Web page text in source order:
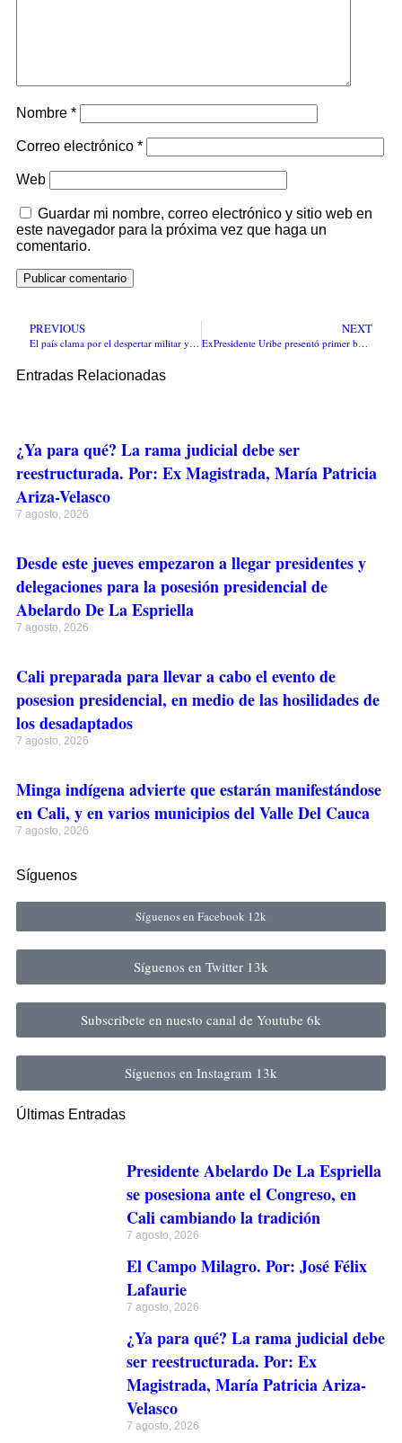
Nombre *
Correo electrónico *
Web
Guardar mi nombre, correo electrónico y sitio web en
este navegador para la próxima vez que haga un
comentario.
PREVIOUS
El país clama por el despertar militar y policial de Colombia. Por: Senén González Vélez
NEXT
ExPresidente Uribe presentó primer borrador, ajustes sin desbarajuste, al proyecto de reforma al Sistema de Salud
Entradas Relacionadas
¿Ya para qué? La rama judicial debe ser
reestructurada. Por: Ex Magistrada, María Patricia
Ariza-Velasco
7 agosto, 2026
Desde este jueves empezaron a llegar presidentes y
delegaciones para la posesión presidencial de
Abelardo De La Espriella
7 agosto, 2026
Cali preparada para llevar a cabo el evento de
posesion presidencial, en medio de las hosilidades de
los desadaptados
7 agosto, 2026
Minga indígena advierte que estarán manifestándose
en Cali, y en varios municipios del Valle Del Cauca
7 agosto, 2026
Síguenos
Síguenos en Facebook 12k
Síguenos en Twitter 13k
Subscribete en nuesto canal de Youtube 6k
Síguenos en Instagram 13k
Últimas Entradas
Presidente Abelardo De La Espriella
se posesiona ante el Congreso, en
Cali cambiando la tradición
7 agosto, 2026
El Campo Milagro. Por: José Félix
Lafaurie
7 agosto, 2026
¿Ya para qué? La rama judicial debe
ser reestructurada. Por: Ex
Magistrada, María Patricia Ariza-
Velasco
7 agosto, 2026